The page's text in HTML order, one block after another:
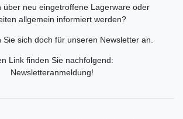
über neu eingetroffene Lagerware oder
allgemein informiert werden?
Sie sich doch für unseren Newsletter an.
Link finden Sie nachfolgend:
Newsletteranmeldung!